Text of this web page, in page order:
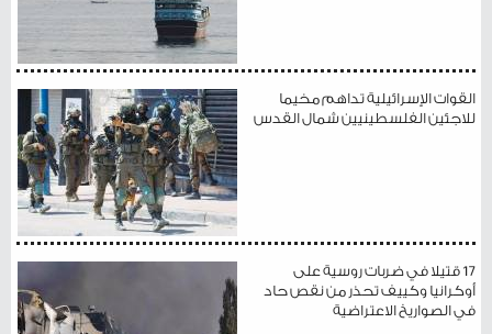
القوات الإسرائيلية تداهم مخيما
للاجئين الفلسطينيين شمال القدس
17 قتيلا في ضربات روسية على
أوكرانيا وكييف تحذر من نقص حاد
في الصواريخ الاعتراضية